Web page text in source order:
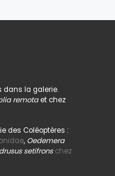
dans la galerie.
remotaet chez
des Coléoptères :
,Oedemera
setifrons chez